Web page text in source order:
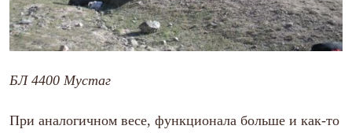
Уход за одеждой
В Арктику
Коллекции
PEAK
TREK
BASK juno
БЛ 4400 Мустаг
При аналогичном весе, функционала больше и как-то